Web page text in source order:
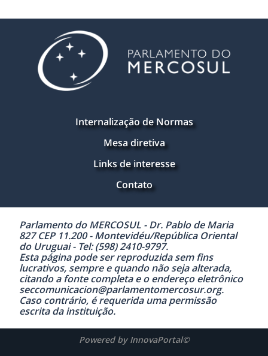
Internalização de Normas
Mesa diretiva
Links de interesse
Contato
Parlamento do MERCOSUL - Dr. Pablo de Maria
827 CEP 11.200 - Montevidéu/República Oriental
do Uruguai - Tel: (598) 2410-9797.
Esta página pode ser reproduzida sem fins
lucrativos, sempre e quando não seja alterada,
citando a fonte completa e o endereço eletrônico
seccomunicacion@parlamentomercosur.org.
Caso contrário, é requerida uma permissão
escrita da instituição.
Powered by InnovaPortal©